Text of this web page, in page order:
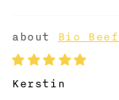
Bio
Kerstin